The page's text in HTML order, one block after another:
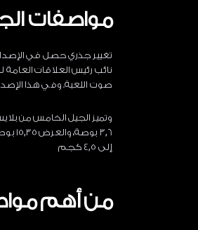
مواصفات
تغيير جذري حصل في
نائب رئيس العلاقات
صوت اللعبة. وفي هذا الإصدار الجديد من بلايستيشن 5 يتضمن
وتميز الجيل الخامس من
إلى 4,5 كجم
من أهم مواصفات